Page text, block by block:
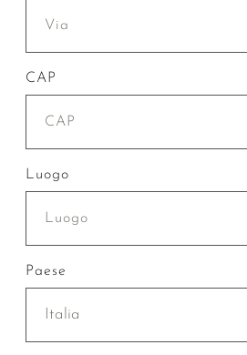
CAP
Luogo
Paese
Italia